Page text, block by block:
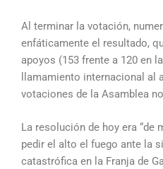
Al terminar la votación,
enfáticamente el resultado,
apoyos (153 frente a 120 en
llamamiento internacional al
votaciones de la Asamblea
La resolución de hoy era “de
pedir el alto el fuego ante la
catastrófica en la Franja de